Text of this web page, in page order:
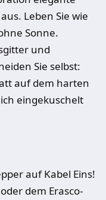
Leben Sie wie
Sonne.
und
Sie selbst:
auf dem harten
eingekuschelt
auf Kabel Eins!
dem Erasco-